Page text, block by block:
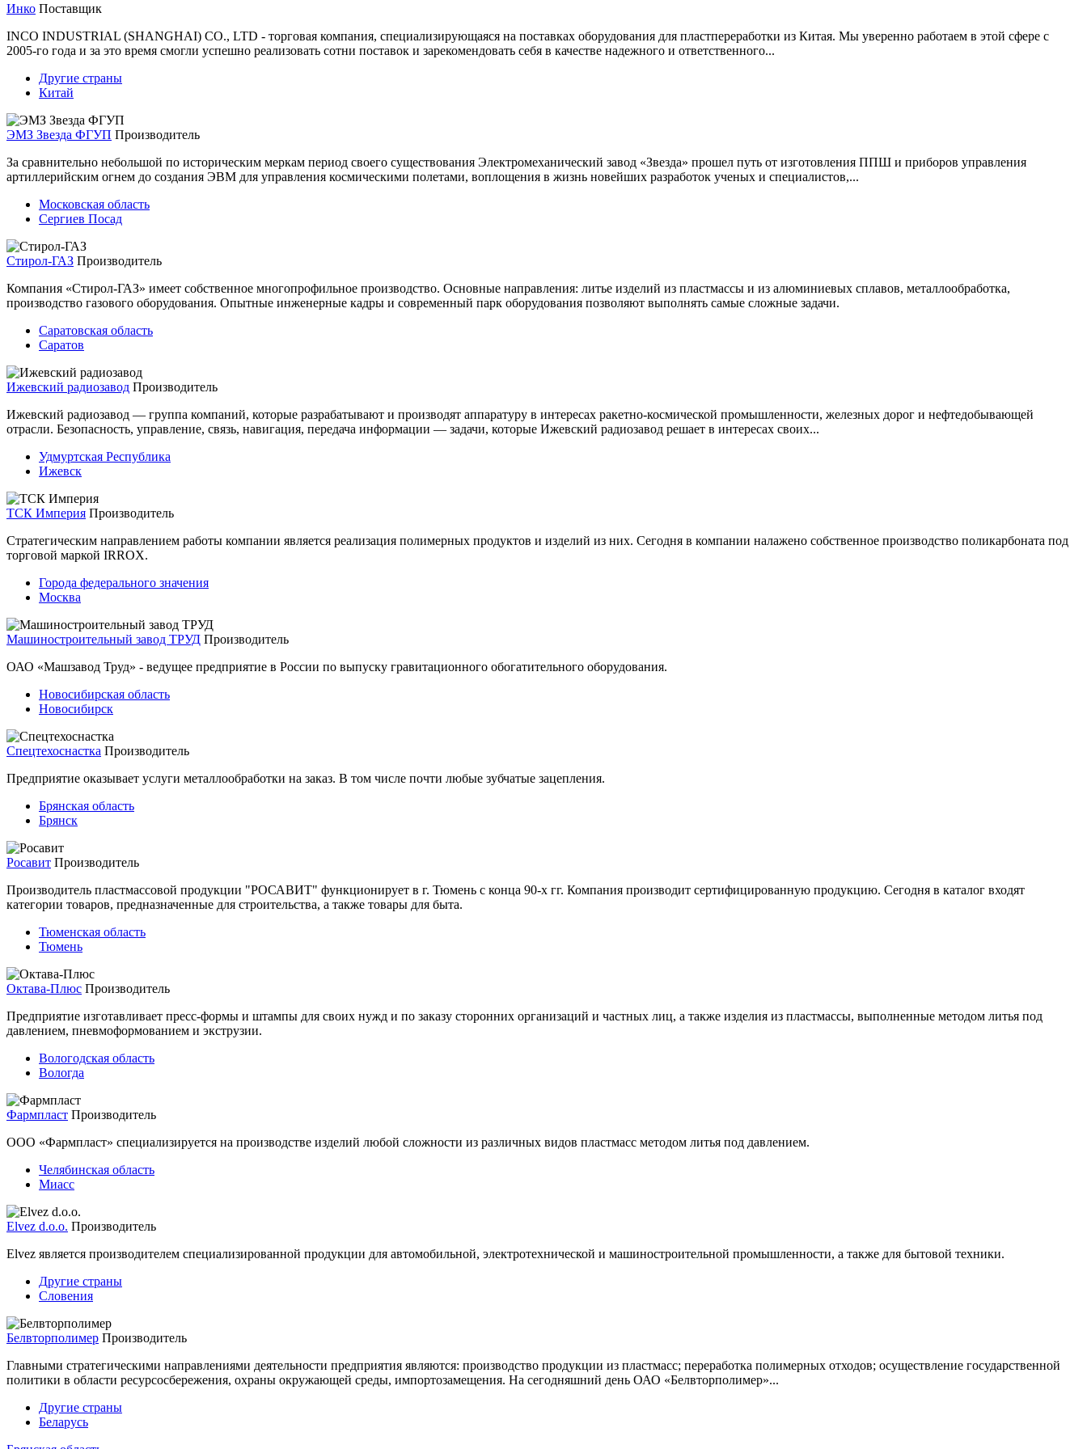
Инко Поставщик
INCO INDUSTRIAL (SHANGHAI) CO., LTD - торговая компания, специализирующаяся на поставках оборудования для пластпереработки из Китая. Мы уверенно работаем в этой сфере с
2005-го года и за это время смогли успешно реализовать сотни поставок и зарекомендовать себя в качестве надежного и ответственного...
Другие страны
Китай
ЭМЗ Звезда ФГУП Производитель
За сравнительно небольшой по историческим меркам период своего существования Электромеханический завод «Звезда» прошел путь от изготовления ППШ и приборов управления
артиллерийским огнем до создания ЭВМ для управления космическими полетами, воплощения в жизнь новейших разработок ученых и специалистов,...
Московская область
Сергиев Посад
Стирол-ГАЗ Производитель
Компания «Стирол-ГАЗ» имеет собственное многопрофильное производство. Основные направления: литье изделий из пластмассы и из алюминиевых сплавов, металлообработка,
производство газового оборудования. Опытные инженерные кадры и современный парк оборудования позволяют выполнять самые сложные задачи.
Саратовская область
Саратов
Ижевский радиозавод Производитель
Ижевский радиозавод — группа компаний, которые разрабатывают и производят аппаратуру в интересах ракетно-космической промышленности, железных дорог и нефтедобывающей
отрасли. Безопасность, управление, связь, навигация, передача информации — задачи, которые Ижевский радиозавод решает в интересах своих...
Удмуртская Республика
Ижевск
ТСК Империя Производитель
Стратегическим направлением работы компании является реализация полимерных продуктов и изделий из них. Сегодня в компании налажено собственное производство поликарбоната под
торговой маркой IRROX.
Города федерального значения
Москва
Машиностроительный завод ТРУД Производитель
ОАО «Машзавод Труд» - ведущее предприятие в России по выпуску гравитационного обогатительного оборудования.
Новосибирская область
Новосибирск
Спецтехоснастка Производитель
Предприятие оказывает услуги металлообработки на заказ. В том числе почти любые зубчатые зацепления.
Брянская область
Брянск
Росавит Производитель
Производитель пластмассовой продукции "РОСАВИТ" функционирует в г. Тюмень с конца 90-х гг. Компания производит сертифицированную продукцию. Сегодня в каталог входят
категории товаров, предназначенные для строительства, а также товары для быта.
Тюменская область
Тюмень
Октава-Плюс Производитель
Предприятие изготавливает пресс-формы и штампы для своих нужд и по заказу сторонних организаций и частных лиц, а также изделия из пластмассы, выполненные методом литья под
давлением, пневмоформованием и экструзии.
Вологодская область
Вологда
Фармпласт Производитель
ООО «Фармпласт» специализируется на производстве изделий любой сложности из различных видов пластмасс методом литья под давлением.
Челябинская область
Миасс
Elvez d.o.o. Производитель
Elvez является производителем специализированной продукции для автомобильной, электротехнической и машиностроительной промышленности, а также для бытовой техники.
Другие страны
Словения
Белвторполимер Производитель
Главными стратегическими направлениями деятельности предприятия являются: производство продукции из пластмасс; переработка полимерных отходов; осуществление государственной
политики в области ресурсосбережения, охраны окружающей среды, импортозамещения. На сегодняшний день ОАО «Белвторполимер»...
Другие страны
Беларусь